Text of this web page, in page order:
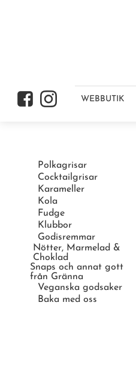
Gå vidare till innehåll
Polkagrisar
Cocktailgrisar
Karameller
Kola
Fudge
Klubbor
Godisremmar
Nötter, Marmelad &
Choklad
Snaps och annat gott
från Gränna
Veganska godsaker
Baka med oss
f i
WEBBUTIK